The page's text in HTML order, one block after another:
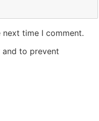
time I comment.
to prevent